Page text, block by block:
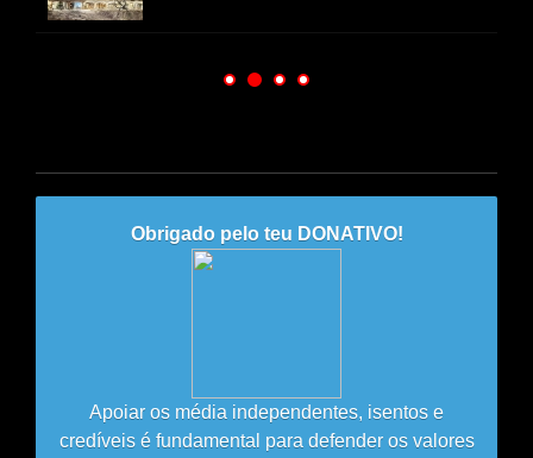
Obrigado pelo teu DONATIVO!
Apoiar os média independentes, isentos e
credíveis é fundamental para defender os valores